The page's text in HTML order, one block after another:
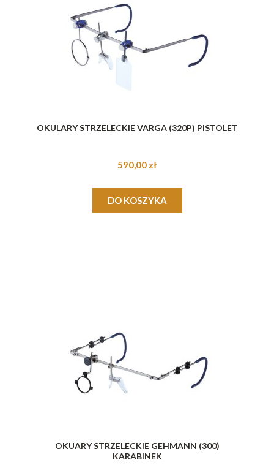
OKULARY STRZELECKIE VARGA (320P) PISTOLET
590,00 zł
DO KOSZYKA
OKUARY STRZELECKIE GEHMANN (300)
KARABINEK